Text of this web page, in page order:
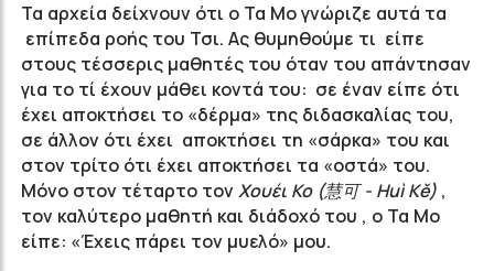
Τα αρχεία δείχνουν ότι ο Τα Μο γνώριζε αυτά τα
επίπεδα ροής του Τσι. Ας θυμηθούμε τι είπε
στους τέσσερις μαθητές του όταν του απάντησαν
για το τί έχουν μάθει κοντά του: σε έναν είπε ότι
έχει αποκτήσει το «δέρμα» της διδασκαλίας του,
σε άλλον ότι έχει αποκτήσει τη «σάρκα» του και
στον τρίτο ότι έχει αποκτήσει τα «οστά» του.
Μόνο στον τέταρτο τον Χουέι Κο (慧可- HuìKě) ,
τον καλύτερο μαθητή και διάδοχό του , ο Τα Μο
είπε: «Έχεις πάρει τον μυελό» μου.